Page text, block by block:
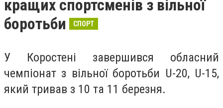
кращих спортсменів з вільної
боротьби
СПОРТ
У Коростені завершився обласний
чемпіонат з вільної боротьби U-20, U-15,
який тривав з 10 та 11 березня.